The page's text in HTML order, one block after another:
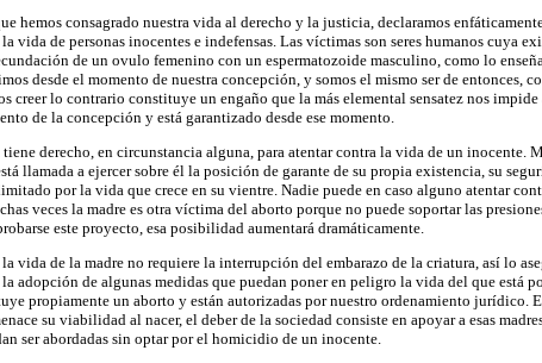
hemos consagrado nuestra vida al derecho y la justicia, declaramos
vida de personas inocentes e indefensas. Las víctimas son seres humanos cuya
de un ovulo femenino con un espermatozoide masculino, como lo
desde el momento de nuestra concepción, y somos el mismo ser de entonces,
creer lo contrario constituye un engaño que la más elemental sensatez nos
de la concepción y está garantizado desde ese momento.
derecho, en circunstancia alguna, para atentar contra la vida de un inocente.
llamada a ejercer sobre él la posición de garante de su propia existencia, su
por la vida que crece en su vientre. Nadie puede en caso alguno atentar
veces la madre es otra víctima del aborto porque no puede soportar las
este proyecto, esa posibilidad aumentará dramáticamente.
vida de la madre no requiere la interrupción del embarazo de la criatura, así lo
adopción de algunas medidas que puedan poner en peligro la vida del que está
propiamente un aborto y están autorizadas por nuestro ordenamiento jurídico.
su viabilidad al nacer, el deber de la sociedad consiste en apoyar a esas
ser abordadas sin optar por el homicidio de un inocente.